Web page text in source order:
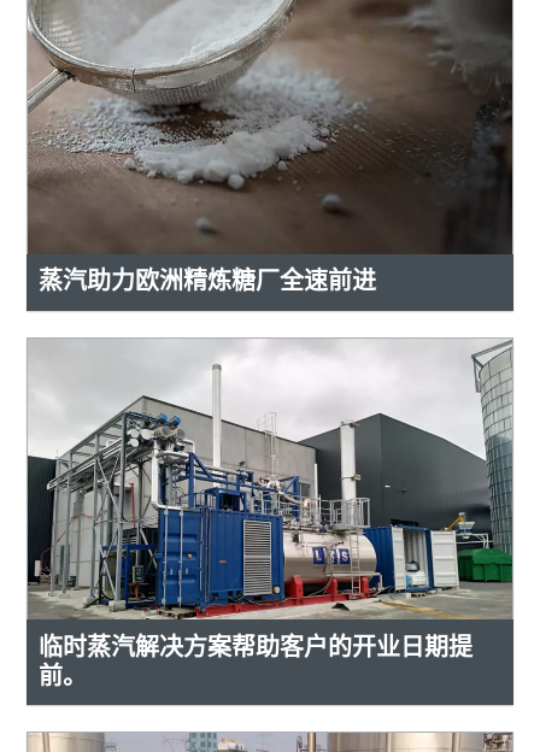
蒸汽助力欧洲精炼糖厂全速前进
临时蒸汽解决方案帮助客户的开业日期提
前。